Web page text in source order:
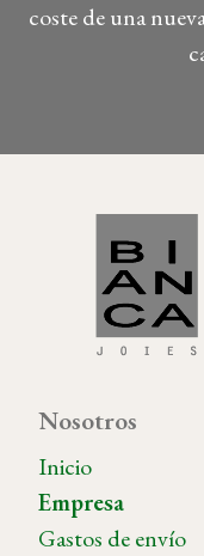
coste de una
Nosotros
Inicio
Empresa
Gastos de envío